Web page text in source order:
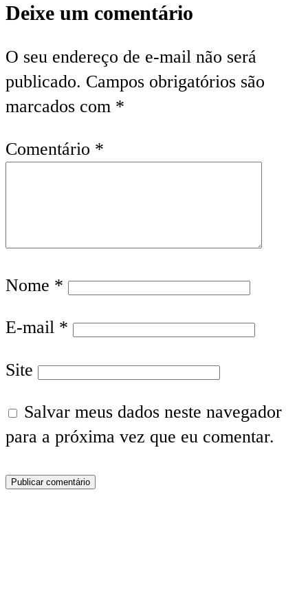
Deixe um comentário
O seu endereço de e-mail não será
publicado. Campos obrigatórios são
marcados com *
Comentário *
Nome *
E-mail *
Site
Salvar meus dados neste navegador
para a próxima vez que eu comentar.